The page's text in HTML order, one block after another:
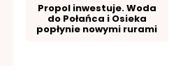
Propol inwestuje. Woda
do Połańca i Osieka
popłynie nowymi rurami